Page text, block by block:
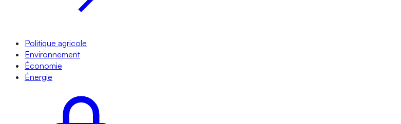
Politique agricole
Environnement
Économie
Énergie